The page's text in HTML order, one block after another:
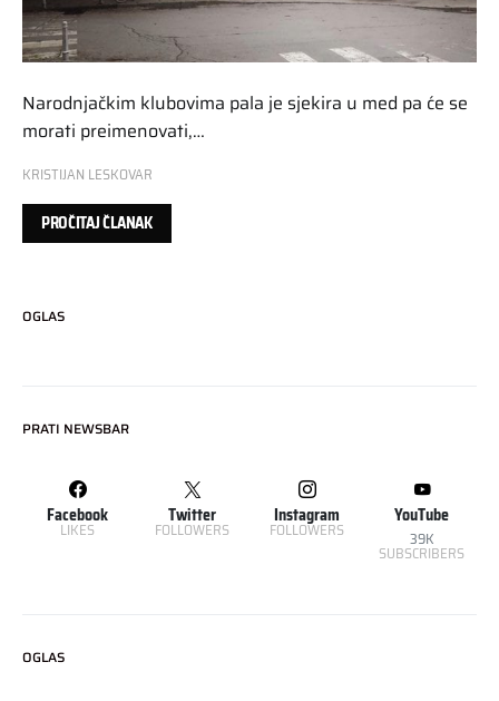
Narodnjačkim klubovima pala je sjekira u med pa će se
morati preimenovati,…
KRISTIJAN LESKOVAR
PROČITAJ ČLANAK
OGLAS
PRATI NEWSBAR
Facebook
LIKES
Twitter
FOLLOWERS
Instagram
FOLLOWERS
YouTube
39K
SUBSCRIBERS
OGLAS